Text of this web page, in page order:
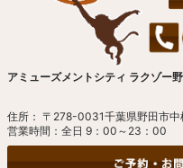
アミューズメントシティ ラクゾー
住所： 〒278-0031千葉県野田市
営業時間：全日 9：00～23：00